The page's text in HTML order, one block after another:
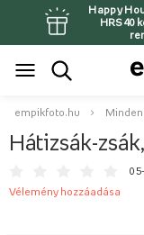
Happy
HRS40
empikfoto.hu
Hátizsák-
0
Vélemény hozzáadása